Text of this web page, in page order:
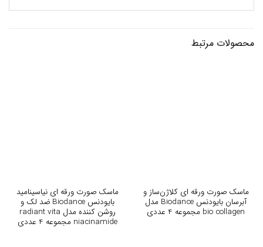
محصولات مرتبط
ماسک صورت ورقه ای کلاژن‌ساز و
آبرسان بایودنس Biodance مدل
bio collagen مجموعه 4 عددی
ماسک صورت ورقه ای نیاسینامید
بایودنس Biodance ضد لک و
روشن کننده مدل radiant vita
niacinamide مجموعه 4 عددی